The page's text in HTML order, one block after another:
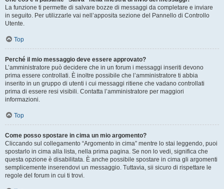
La funzione ti permette di salvare bozze di messaggi da completare e inviare
in seguito. Per utilizzarle vai nell’apposita sezione del Pannello di Controllo
Utente.
Top
Perché il mio messaggio deve essere approvato?
L’amministratore può decidere che in un forum i messaggi inseriti devono
prima essere controllati. È inoltre possibile che l’amministratore ti abbia
inserito in un gruppo di utenti i cui messaggi ritiene che vadano controllati
prima di essere resi visibili. Contatta l’amministratore per maggiori
informazioni.
Top
Come posso spostare in cima un mio argomento?
Cliccando sul collegamento “Argomento in cima” mentre lo stai leggendo, puoi
spostarlo in cima alla lista, nella prima pagina. Se non lo vedi, significa che
questa opzione è disabilitata. È anche possibile spostare in cima gli argomenti
semplicemente inserendovi un messaggio. Tuttavia, sii sicuro di rispettare le
regole del forum in cui ti trovi.